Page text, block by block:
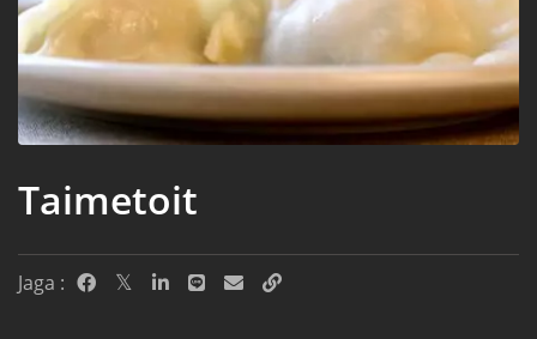
Taimetoit
Jaga :